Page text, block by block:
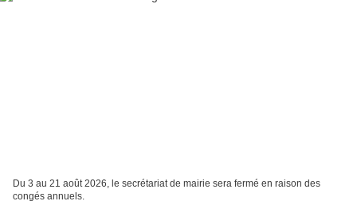
Du 3 au 21 août 2026, le secrétariat de mairie sera fermé en raison des
congés annuels.